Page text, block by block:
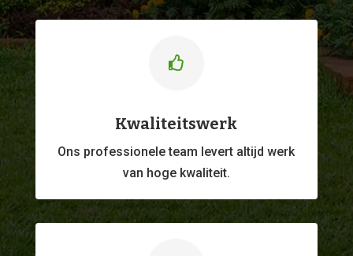

Kwaliteitswerk
Ons professioneleteam levert altijd werk
van hoge kwaliteit.